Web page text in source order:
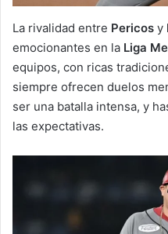
La rivalidad entre Pericos y
emocionantes en la Liga
equipos, con ricas
siempre ofrecen duelos
ser una batalla intensa, y
las expectativas.